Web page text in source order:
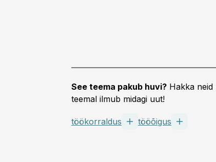
See teema pakub huvi? Hakka neid
teemal ilmub midagi uut!
töökorraldus tööõigus